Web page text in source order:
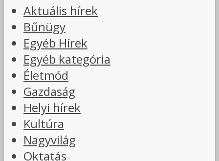
Aktuális hírek
Bűnügy
Egyéb Hírek
Egyéb kategória
Életmód
Gazdaság
Helyi hírek
Kultúra
Nagyvilág
Oktatás